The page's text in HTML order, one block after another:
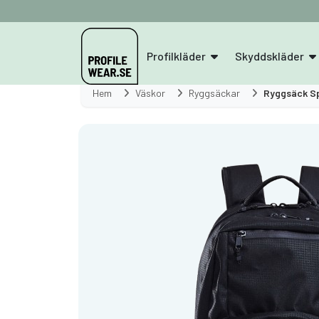
Profilkläder Skyddskläder
Hem Väskor Ryggsäckar Ryggsäck